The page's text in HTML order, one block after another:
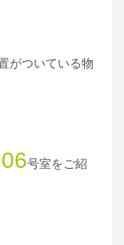
がついている物
号室をご紹